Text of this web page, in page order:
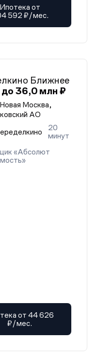
Ипотека от
592 ₽/мес.
Ближнее
36,0 млн ₽
Москва,
АО
20
минут
«Абсолют
от 44 626
₽/мес.